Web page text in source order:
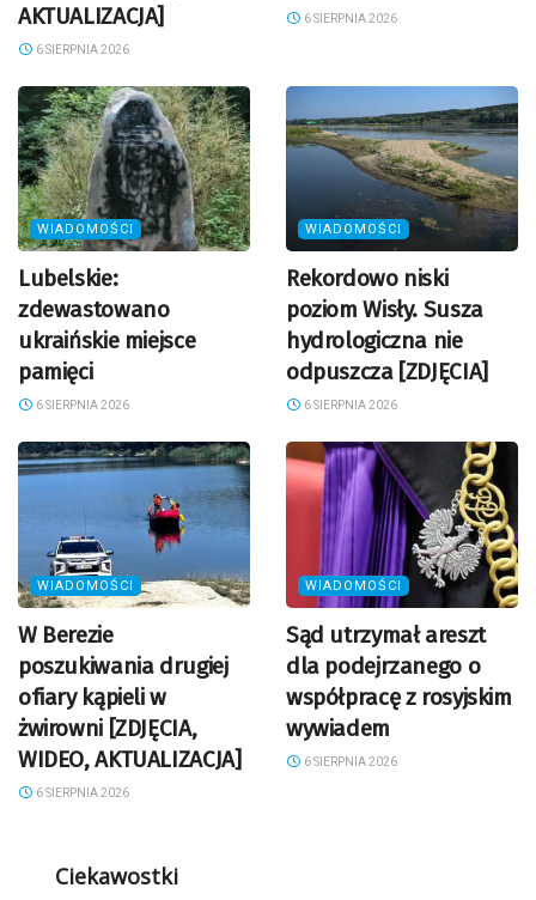
AKTUALIZACJA]
6 SIERPNIA 2026
6 SIERPNIA 2026
WIADOMOŚCI
Lubelskie:
zdewastowano
ukraińskie miejsce
pamięci
6 SIERPNIA 2026
WIADOMOŚCI
Rekordowo niski
poziom Wisły. Susza
hydrologiczna nie
odpuszcza [ZDJĘCIA]
6 SIERPNIA 2026
WIADOMOŚCI
W Berezie
poszukiwania drugiej
ofiary kąpieli w
żwirowni [ZDJĘCIA,
WIDEO, AKTUALIZACJA]
6 SIERPNIA 2026
WIADOMOŚCI
Sąd utrzymał areszt
dla podejrzanego o
współpracę z rosyjskim
wywiadem
6 SIERPNIA 2026
Ciekawostki